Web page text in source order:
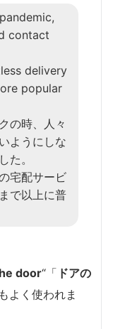
contact
delivery
popular
の時、人々
ようにしな
た。
宅配サービ
で以上に普
door“「 ドアの
よく使われま